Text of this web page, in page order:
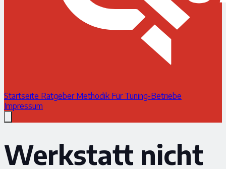
Startseite Ratgeber Methodik Für Tuning-Betriebe
Impressum
Werkstatt nicht